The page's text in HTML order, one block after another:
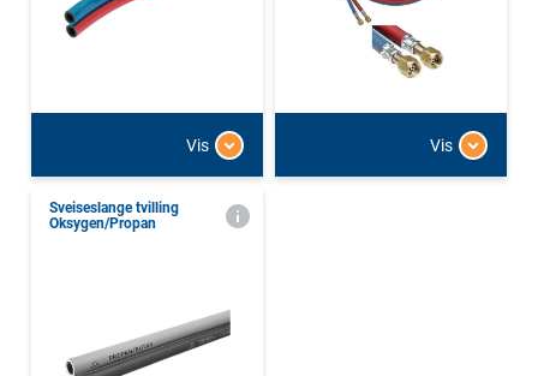
Vis Vis
Sveiseslange tvilling
Oksygen/Propan